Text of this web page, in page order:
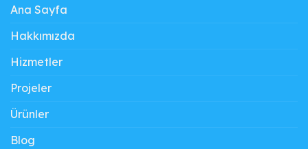
Ana Sayfa
Hakkımızda
Hizmetler
Projeler
Ürünler
Blog